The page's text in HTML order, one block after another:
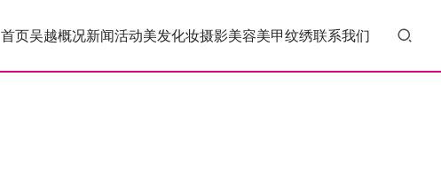
首页吴越概况新闻活动美发化妆摄影美容美甲纹绣联系我们